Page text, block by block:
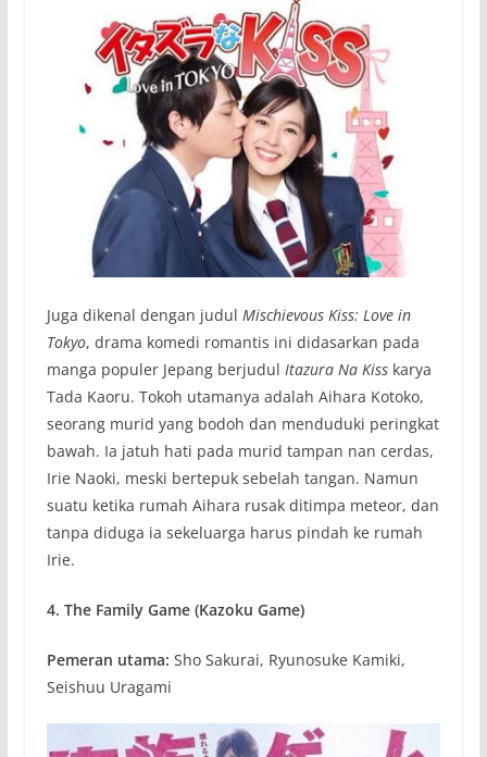
Juga dikenal dengan judul Mischievous Kiss: Love in
Tokyo, drama komedi romantis ini didasarkan pada
manga populer Jepang berjudul Itazura Na Kisskarya
Tada Kaoru. Tokoh utamanya adalah Aihara Kotoko,
seorang murid yang bodoh dan menduduki peringkat
bawah. Ia jatuh hati pada murid tampan nan cerdas,
Irie Naoki, meski bertepuk sebelah tangan. Namun
suatu ketika rumah Aihara rusak ditimpa meteor, dan
tanpa diduga ia sekeluarga harus pindah ke rumah
Irie.
4. The Family Game (Kazoku Game)
Pemeran utama: Sho Sakurai, Ryunosuke Kamiki,
Seishuu Uragami